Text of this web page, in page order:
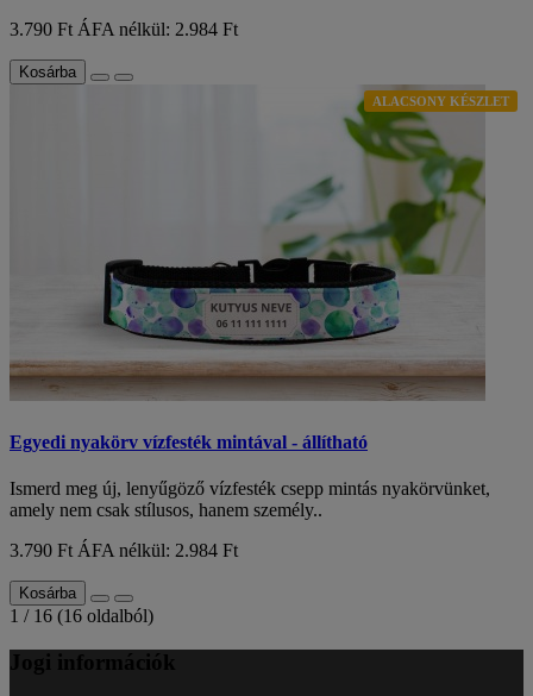
3.790 Ft ÁFA nélkül: 2.984 Ft
Kosárba
ALACSONY KÉSZLET
Egyedi nyakörv vízfesték mintával - állítható
Ismerd meg új, lenyűgöző vízfesték csepp mintás nyakörvünket,
amely nem csak stílusos, hanem személy..
3.790 Ft ÁFA nélkül: 2.984 Ft
Kosárba
1 / 16 (16 oldalból)
Jogi információk